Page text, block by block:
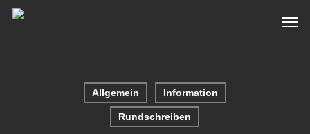
Skip
Allgemein Information
Rundschreiben